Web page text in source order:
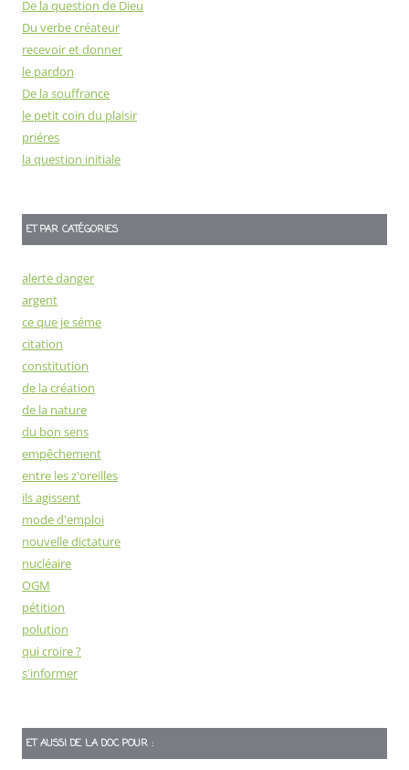
De la question de Dieu
Du verbe créateur
recevoir et donner
le pardon
De la souffrance
le petit coin du plaisir
priéres
la question initiale
ET PAR CATÉGORIES
alerte danger
argent
ce que je séme
citation
constitution
de la création
de la nature
du bon sens
empêchement
entre les z'oreilles
ils agissent
mode d'emploi
nouvelle dictature
nucléaire
OGM
pétition
polution
qui croire ?
s'informer
ET AUSSI DE LA DOC POUR :